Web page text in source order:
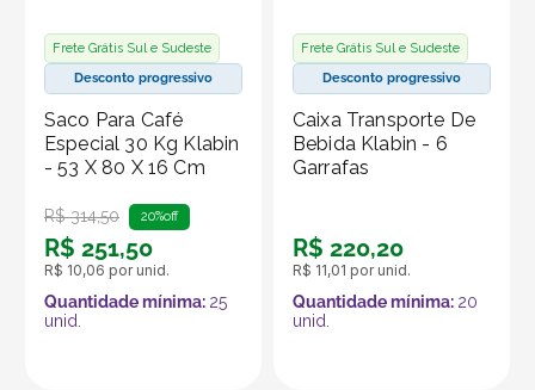
garantir a vedação. Com esses cuidados, seus copos
permanecerão em excelente estado por mais tempo.
Produto vendido por Seller :)
Um Seller Klabin é um parceiro que vende seus
alcance e os recursos da plataforma, que é
especializada em embalagens e produtos em papel.
Frete Grátis Sul e Sudeste
Desconto progressivo
Saco Para Café
Especial 30 Kg Klabin
- 53 X 80 X 16 Cm
R$ 314,50 20%off
R$ 251,50
R$ 10,06 por unid.
Quantidade mínima: 25
unid.
Frete Grátis Sul e Sudeste
Desconto progressivo
Caixa Transporte De
Bebida Klabin - 6
Garrafas
R$ 220,20
R$ 11,01 por unid.
Quantidade mínima: 20
unid.